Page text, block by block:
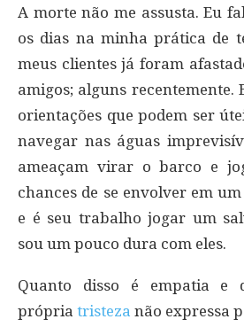
A morte não me assusta. Eu
os dias na minha prática de
meus clientes já foram
amigos; alguns recentemente.
orientações que podem ser
navegar nas águas
ameaçam virar o barco e
chances de se envolver em
e é seu trabalho jogar um
sou um pouco dura com eles.
Quanto disso é empatia e
própria tristeza não expressa